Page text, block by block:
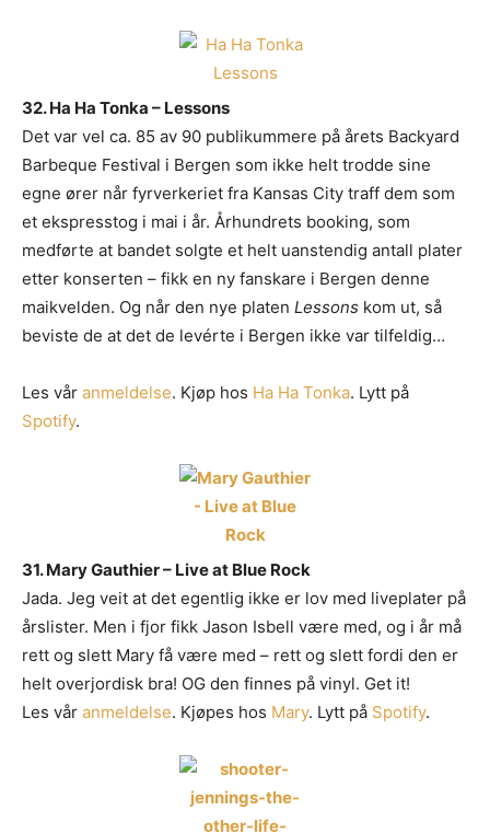
32. Ha Ha Tonka – Lessons
Det var vel ca. 85 av 90 publikummere på årets Backyard
Barbeque Festival i Bergen som ikke helt trodde sine
egne ører når fyrverkeriet fra Kansas City traff dem som
et ekspresstog i mai i år. Århundrets booking, som
medførte at bandet solgte et helt uanstendig antall plater
etter konserten – fikk en ny fanskare i Bergen denne
maikvelden. Og når den nye platen Lessons kom ut, så
beviste de at det de levérte i Bergen ikke var tilfeldig…
Les vår anmeldelse. Kjøp hos Ha Ha Tonka. Lytt på
Spotify.
31. Mary Gauthier – Live at Blue Rock
Jada. Jeg veit at det egentlig ikke er lov med liveplater på
årslister. Men i fjor fikk Jason Isbell være med, og i år må
rett og slett Mary få være med – rett og slett fordi den er
helt overjordisk bra! OG den finnes på vinyl. Get it!
Les vår anmeldelse. Kjøpes hos Mary. Lytt på Spotify.